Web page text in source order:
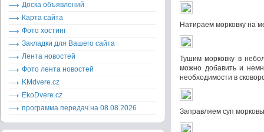
Натираем морковку на
Тушим морковку в
можно добавить и
необходимости в
Заправляем суп
Доска объявлений
Карта сайта
Фото хостинг
Закладки для Вашего сайта
Лента новостей
Фото лента новостей
KMdvere.cz
EkoDvere.cz
программа передач на 08.08.2026